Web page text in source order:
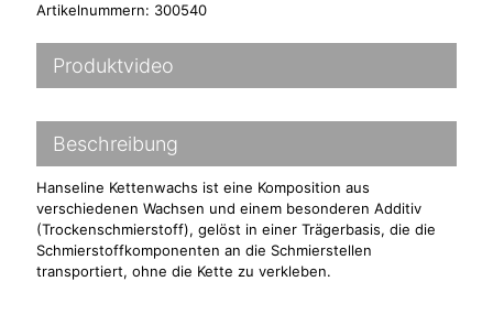
Artikelnummern: 300540
Produktvideo
Beschreibung
Hanseline Kettenwachs ist eine Komposition aus
verschiedenen Wachsen und einem besonderen Additiv
(Trockenschmierstoff), gelöst in einer Trägerbasis, die die
Schmierstoffkomponenten an die Schmierstellen
transportiert, ohne die Kette zu verkleben.